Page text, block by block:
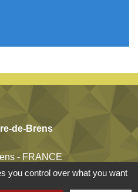
de-Brens
- FRANCE
you control over what you want